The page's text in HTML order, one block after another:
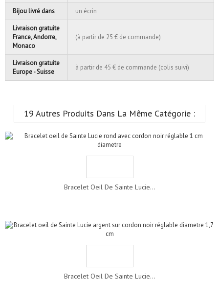
Bijou livré dans un écrin
Livraison gratuite
France, Andorre,
Monaco
(à partir de 25 € de commande)
Livraison gratuite
Europe - Suisse
à partir de 45 € de commande (colis suivi)
19 Autres Produits Dans La Même Catégorie :
Bracelet Oeil De Sainte Lucie...
Bracelet Oeil De Sainte Lucie...